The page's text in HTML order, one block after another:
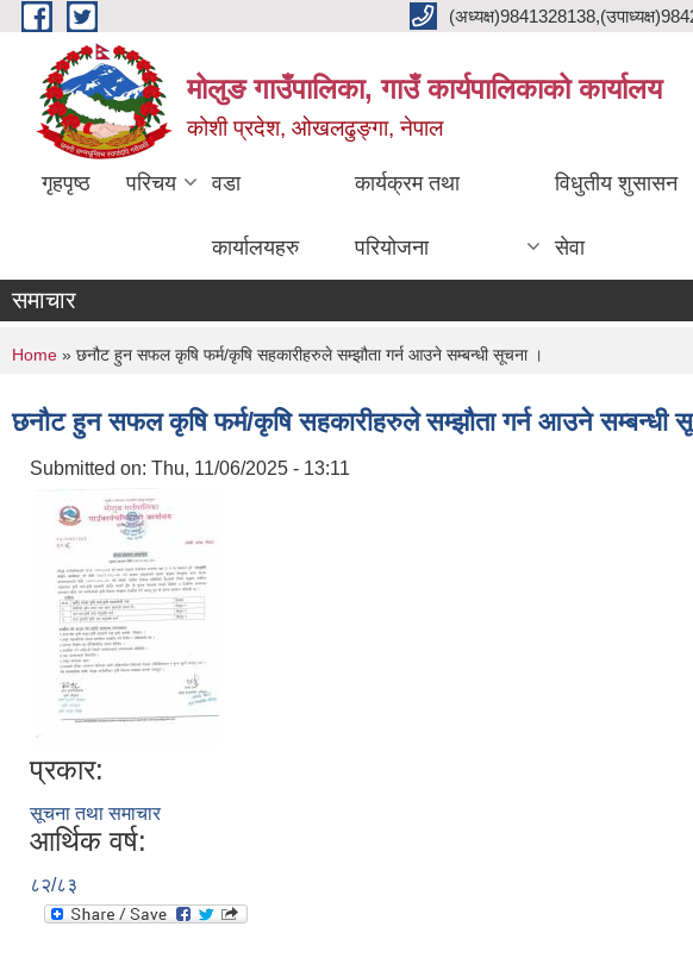
Skip to main content
मोलुङ गाउँपालिका, गाउँ कार्यपालिकाको कार्यालय
कोशी प्रदेश, ओखलढुङ्गा, नेपाल
गृहपृष्ठ परिचय वडा
कार्यालयहरु
कार्यक्रम तथा
परियोजना
विधुतीय शुसासन
सेवा
समाचार
You are here
Home » छनौट हुन सफल कृषि फर्म/कृषि सहकारीहरुले सम्झौता गर्न आउने सम्बन्धी सूचना ।
छनौट हुन सफल कृषि फर्म/कृषि सहकारीहरुले सम्झौता गर्न आउने सम्बन्धी
Submitted on: Thu, 11/06/2025 - 13:11
प्रकार:
सूचना तथा समाचार
आर्थिक वर्ष:
८२/८३